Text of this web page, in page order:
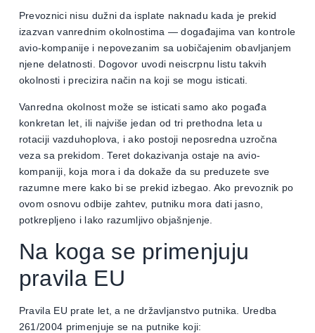
Prevoznici nisu dužni da isplate naknadu kada je prekid
izazvan vanrednim okolnostima — događajima van kontrole
avio-kompanije i nepovezanim sa uobičajenim obavljanjem
njene delatnosti. Dogovor uvodi neiscrpnu listu takvih
okolnosti i precizira način na koji se mogu isticati.
Vanredna okolnost može se isticati samo ako pogađa
konkretan let, ili najviše jedan od tri prethodna leta u
rotaciji vazduhoplova, i ako postoji neposredna uzročna
veza sa prekidom. Teret dokazivanja ostaje na avio-
kompaniji, koja mora i da dokaže da su preduzete sve
razumne mere kako bi se prekid izbegao. Ako prevoznik po
ovom osnovu odbije zahtev, putniku mora dati jasno,
potkrepljeno i lako razumljivo objašnjenje.
Na koga se primenjuju
pravila EU
Pravila EU prate let, a ne državljanstvo putnika. Uredba
261/2004 primenjuje se na putnike koji: